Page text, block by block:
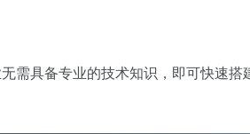
需具备专业的技术知识，即可快速搭